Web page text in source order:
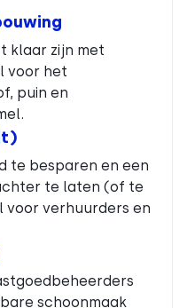
klaar zijn met
voor het
puin en
te besparen en een
te laten (of te
voor verhuurders en
schoonmaak